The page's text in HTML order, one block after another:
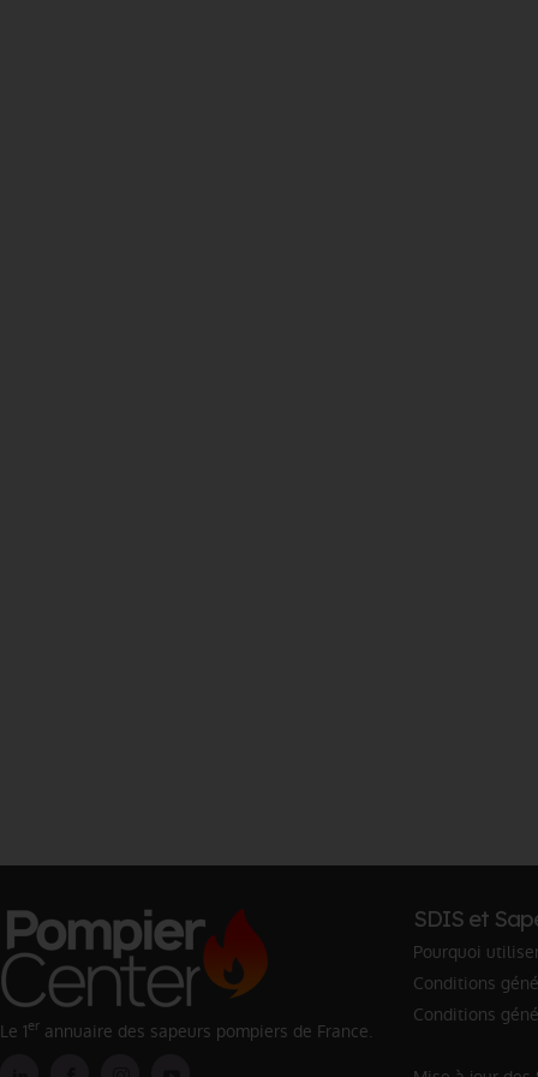
Le 1er annuaire des sapeurs pompiers de France.
SDIS et
Pourquoi
Conditions
Conditions